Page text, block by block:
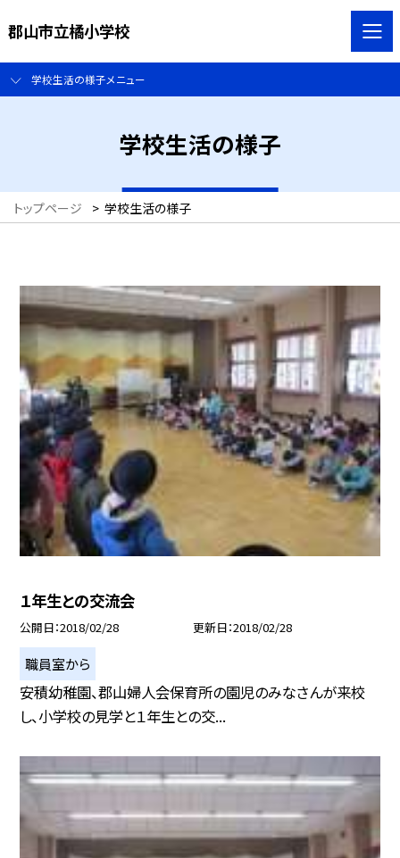
郡山市立橘小学校
学校生活の様子メニュー
学校生活の様子
トップページ > 学校生活の様子
１年生との交流会
公開日 2018/02/28 更新日 2018/02/28
職員室から
安積幼稚園、郡山婦人会保育所の園児のみなさんが来校
し、小学校の見学と１年生との交...